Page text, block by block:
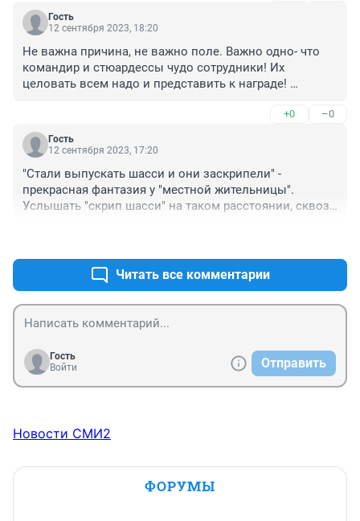
Гость
12 сентября 2023, 18:20
Не важна причина, не важно поле. Важно одно- что
командир и стюардессы чудо сотрудники! Их
целовать всем надо и представить к награде!
+0 –0
Гость
12 сентября 2023, 17:20
"Стали выпускать шасси и они заскрипели" -
прекрасная фантазия у "местной жительницы".
Услышать "скрип шасси" на таком расстоянии, сквозь
Читать все комментарии
Гость
Войти
Отправить
Новости СМИ2
ФОРУМЫ